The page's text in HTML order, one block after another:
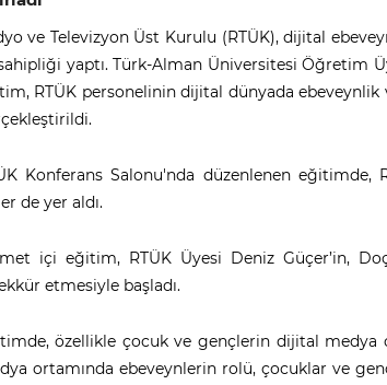
ve Televizyon Üst Kurulu (RTÜK), dijital
yaptı. Türk-Alman Üniversitesi Öğretim
RTÜK personelinin dijital dünyada
Konferans Salonu'nda düzenlenen eğitimde,
de yer aldı.
içi eğitim, RTÜK Üyesi Deniz Güçer’in,
etmesiyle başladı.
özellikle çocuk ve gençlerin dijital medya
ortamında ebeveynlerin rolü, çocuklar ve